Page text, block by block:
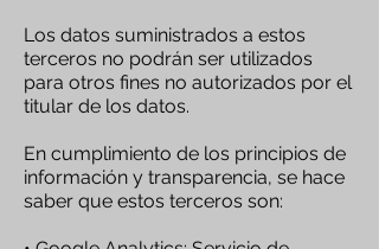
Los datos suministrados a estos
terceros no podrán ser utilizados
para otros fines no autorizados por el
titular de los datos.
En cumplimiento de los principios de
información y transparencia, se hace
saber que estos terceros son: